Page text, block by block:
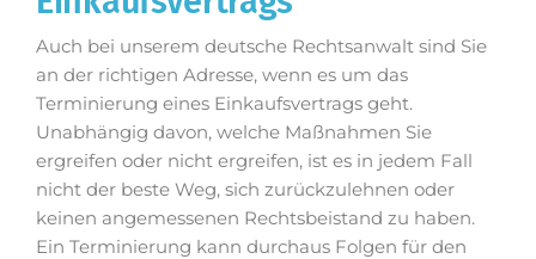
Auch bei unserem deutsche Rechtsanwalt sind Sie
an der richtigen Adresse, wenn es um das
Terminierung eines Einkaufsvertrags geht.
Unabhängig davon, welche Maßnahmen Sie
ergreifen oder nicht ergreifen, ist es in jedem Fall
nicht der beste Weg, sich zurückzulehnen oder
keinen angemessenen Rechtsbeistand zu haben.
Ein Terminierung kann durchaus Folgen für den